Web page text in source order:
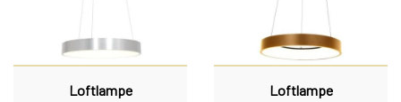
Loftlampe Loftlampe